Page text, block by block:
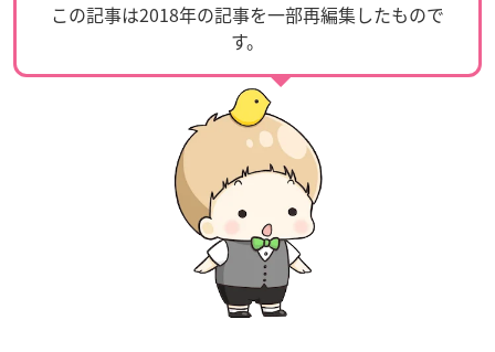
この記事は2018年の記事を一部再編集したもので
す。